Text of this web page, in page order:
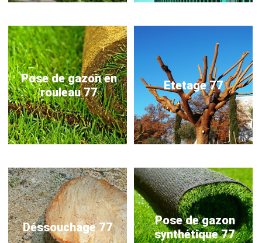
Pose de gazon en
rouleau 77
Etetage 77
Déssouchage 77
Pose de gazon
synthétique 77